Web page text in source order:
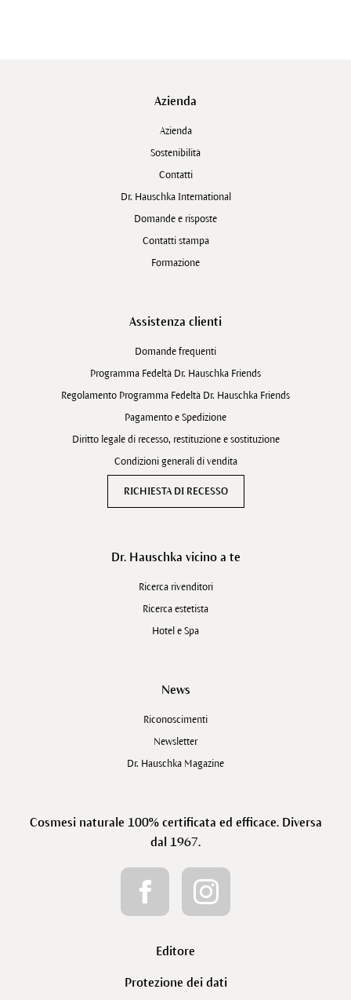
Azienda
Azienda
Sostenibilità
Contatti
Dr. Hauschka International
Domande e risposte
Contatti stampa
Formazione
Assistenza clienti
Domande frequenti
Programma Fedeltà Dr. Hauschka Friends
Regolamento Programma Fedeltà Dr. Hauschka Friends
Pagamento e Spedizione
Diritto legale di recesso, restituzione e sostituzione
Condizioni generali di vendita
RICHIESTA DI RECESSO
Dr. Hauschka vicino a te
Ricerca rivenditori
Ricerca estetista
Hotel e Spa
News
Riconoscimenti
Newsletter
Dr. Hauschka Magazine
Cosmesi naturale 100% certificata ed efficace. Diversa
dal 1967.
Editore
Protezione dei dati